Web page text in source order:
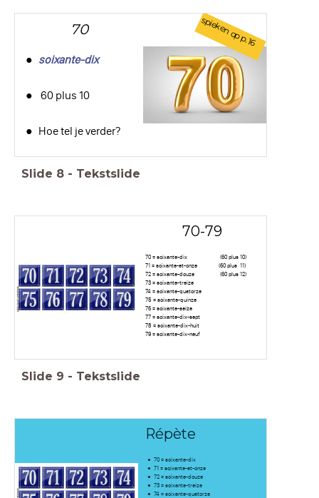
70
soixante-dix
60 plus 10
Hoe tel je verder?
spieken op p.16
Slide 8 - Tekstslide
70-79
70 = soixante-dix (60 plus 10)
71 = soixante-et-onze (60 plus 11)
72 = soixante-douze (60 plus 12)
73 = soixante-treize
74 = soixante-quatorze
75 = soixante-quinze
76 = soixante-seize
77 = soixante-dix-sept
78 = soixante-dix-huit
79 = soixante-dix-neuf
Slide 9 - Tekstslide
Répète
70 = soixante-dix
71 = soixante-et-onze
72 = soixante-douze
73 = soixante-treize
74 = soixante-quatorze